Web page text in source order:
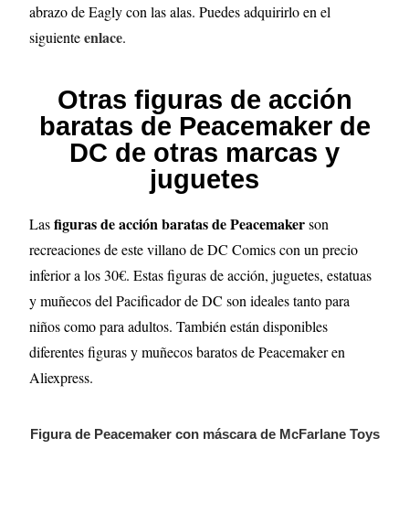
abrazo de Eagly con las alas. Puedes adquirirlo en el
siguienteenlace.
Otras figuras de acción
baratas de Peacemaker de
DC de otras marcas y
juguetes
Lasfiguras de acción baratas de Peacemakerson
recreaciones de este villano de DC Comics con un precio
inferior a los 30€. Estas figuras de acción, juguetes, estatuas
y muñecos del Pacificador de DC son ideales tanto para
niños como para adultos. También están disponibles
diferentes figuras y muñecos baratos de Peacemaker en
Aliexpress.
Figura de Peacemaker con máscara de McFarlane Toys